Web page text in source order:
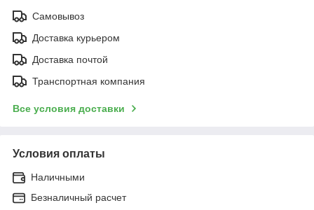
Самовывоз
Доставка курьером
Доставка почтой
Транспортная компания
Все условия доставки
Условия оплаты
Наличными
Безналичный расчет